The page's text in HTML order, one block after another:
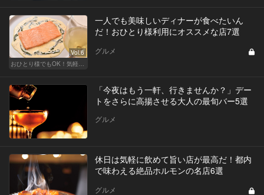
Vol.6
おひとり様でもOK！気軽に入りやすい東京の名店
一人でも美味しいディナーが食べたいん
だ！おひとり様利用にオススメな店7選
グルメ
「今夜はもう一軒、行きませんか？」デー
トをさらに高揚させる大人の最旬バー5選
グルメ
休日は気軽に飲めて旨い店が最高だ！都内
で味わえる絶品ホルモンの名店6選
グルメ